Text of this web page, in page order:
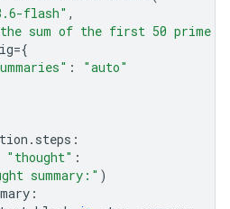
flash" ,
sum of the first 50 prime
={
:
"auto"
. steps :
"thought" :
summary:" )
: